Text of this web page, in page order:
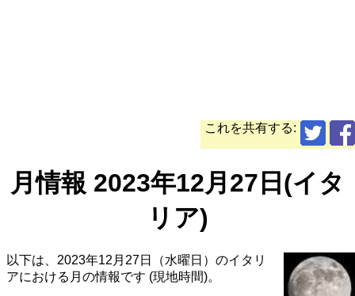
これを共有する:
月情報 2023年12月27日(イタ
リア)
以下は、2023年12月27日（水曜日）のイタリ
アにおける月の情報です (現地時間)。